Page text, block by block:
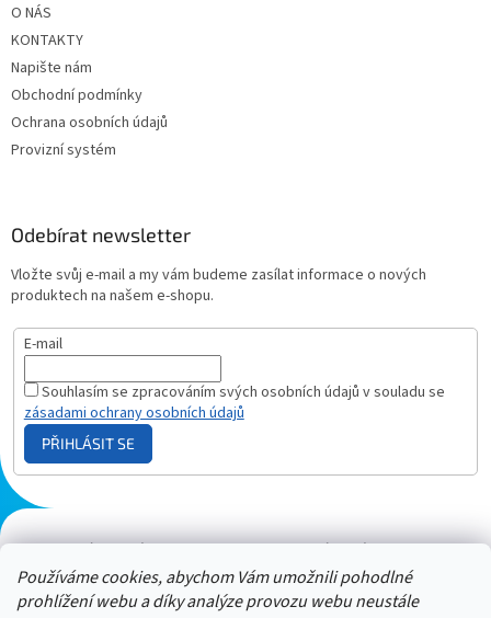
Používáme cookies, abychom Vám umožnili pohodlné
prohlížení webu a díky analýze provozu webu neustále
O NÁS
KONTAKTY
Napište nám
Obchodní podmínky
Ochrana osobních údajů
Provizní systém
Odebírat newsletter
Vložte svůj e-mail a my vám budeme zasílat informace o nových
produktech na našem e-shopu.
E-mail
Souhlasím se zpracováním svých osobních údajů v souladu se
zásadami ochrany osobních údajů
PŘIHLÁSIT SE
Plazmový generátor.cz Heureka - hodnocení Solárne panely.sk
Parasite zapper